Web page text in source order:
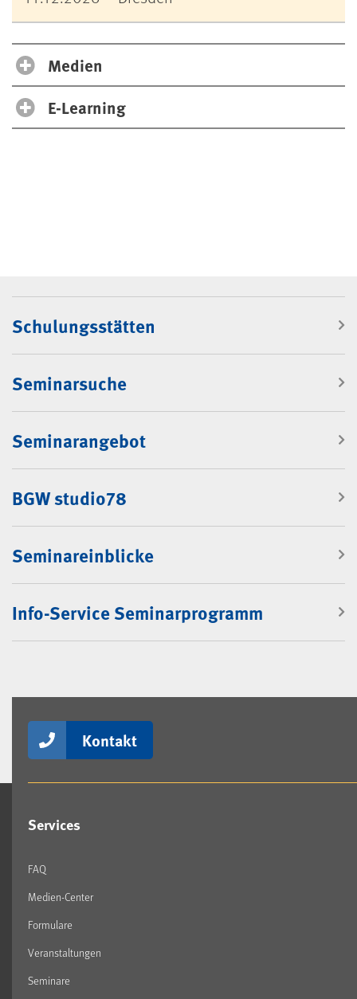
Medien
E-Learning
Schulungsstätten
Seminarsuche
Seminarangebot
BGW studio78
Seminareinblicke
Info-Service Seminarprogramm
Kontakt
Services
FAQ
Medien-Center
Formulare
Veranstaltungen
Seminare